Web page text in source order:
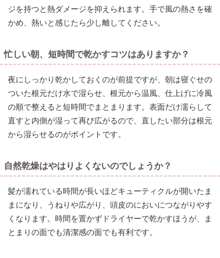
ジを持つと熱ダメージを抑えられます。手で風の熱さを確
かめ、熱いと感じたら少し離してください。
忙しい朝、短時間で乾かすコツはありますか？
夜にしっかり乾かしておくのが前提ですが、朝は寝ぐせの
ついた根元だけ水で湿らせ、根元から温風、仕上げに冷風
の順で整えると短時間でまとまります。表面だけ濡らして
直すと内側が湿って再び広がるので、直したい部分は根元
から湿らせるのがポイントです。
自然乾燥はやはりよくないのでしょうか？
髪が濡れている時間が長いほどキューティクルが開いたま
まになり、うねりや広がり、頭皮のにおいにつながりやす
くなります。時間を置かずドライヤーで乾かすほうが、ま
とまりの面でも清潔感の面でも有利です。